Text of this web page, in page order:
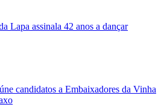
Lapa assinala 42 anos a dançar
candidatos a Embaixadores da Vinha